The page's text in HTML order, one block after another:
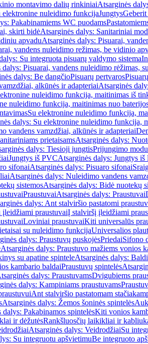
montavimo dalių rinkiniaiAtsarginės
elektronine nuleidimo funkcijaJungtys
Pakabinamiems WC puodams
skirti bidėAtsarginės dalys: Sanitariniai
apvaduAtsarginės dalys: Pisuarai,
vandens nuleidimo režimas, be vidinio
Su integruota pisuarų valdymo sistema
dalys: Pisuarai, vandens nuleidimo rėžimas,
dalys: Be dangčioPisuarų pertvaros
alkūnės ir adapteriaiAtsarginės
nuleidimo funkcija, maitinimas iš
nuleidimo funkcija, maitinimas nuo
Su elektronine nuleidimo funkcija,
dalys: Su elektronine nuleidimo funkcija,
vandens vamzdžiai, alkūnės ir adapteriai
prietaisamsAtsarginės dalys:
dalys: Tiesioji jungtisPrijungimo
Jungtys iš PVCAtsarginės dalys: Jungtys iš
sifonaiAtsarginės dalys: Pisuaro sifonai
Atsarginės dalys: Nuleidimo vandens
sistemosAtsarginės dalys: Bidė nuotekų
PraustuvaiAtsarginės dalys: Praustuvai
dalys: Ant stalviršio pastatomi
įleidžiami praustuvaiĮ stalviršį įleidžiami
Loviniai praustuvaiKiti universalūs
su nuleidimo funkcijaUniversalios
dalys: Praustuvų puskojėsPriedaiSifono
Atsarginės dalys: Praustuvo mažiems vonios
su apatine spinteleAtsarginės dalys:
kambario baldaiPraustuvų spintelės
dalys: PraustuvamsDvigubiems
dalys: Kampiniams praustuvams
Ant stalviršio pastatomam
Atsarginės dalys: Žemos šoninės spintelės
dalys: Pakabinamos spintelėsKiti vonios
ir dėžutėsRankšluosčių laikikliai ir
Atsarginės dalys: VeidrodžiaiSu
Su integruotu apšvietimuBe integruoto